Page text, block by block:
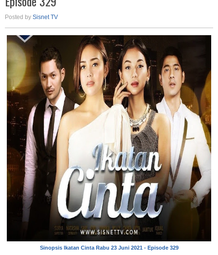
Posted by Sisnet TV
Sinopsis Ikatan Cinta Rabu 23 Juni 2021 - Episode 329